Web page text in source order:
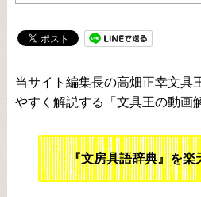
当サイト編集長の高畑正幸文具
やすく解説する「文具王の動画
『文房具語辞典』を楽